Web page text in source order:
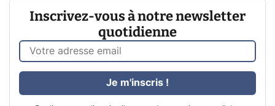
Inscrivez-vous à notre newsletter
quotidienne
Je m'inscris !